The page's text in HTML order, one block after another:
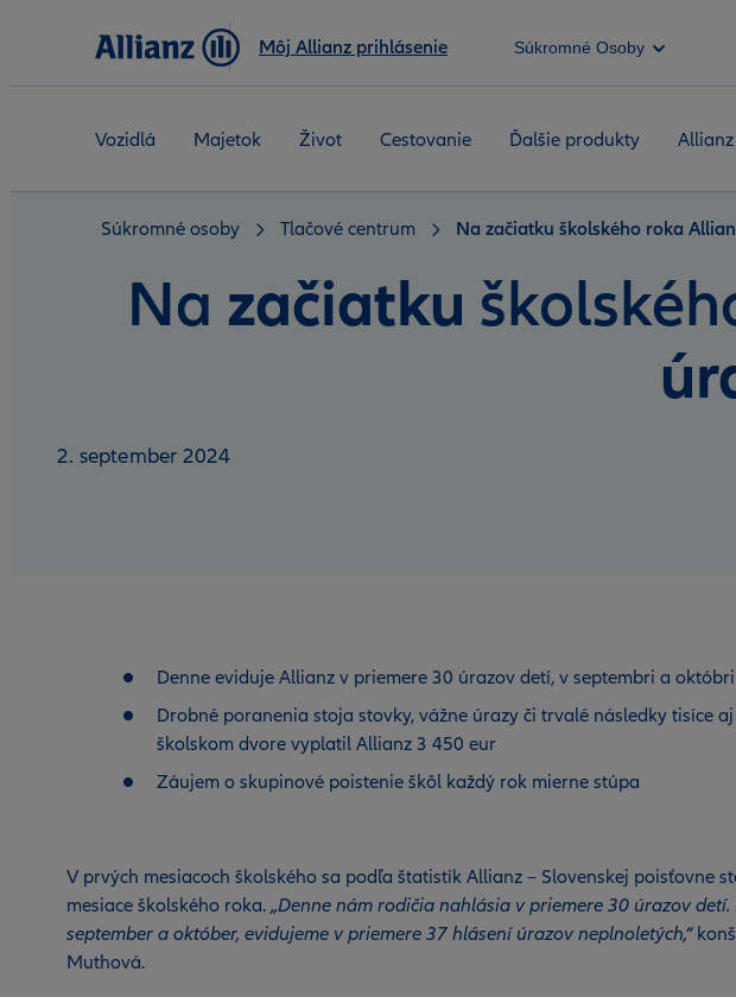
Môj Allianz prihlásenie Súkromné Osoby
Vozidlá Majetok Život Cestovanie Ďalšie produkty
Súkromné osoby Tlačové centrum Na začiatku školského roka
Na začiatku
2. september 2024
Denne eviduje Allianz v priemere 30 úrazov detí, v septembri a
Drobné poranenia stoja stovky, vážne úrazy či trvalé následky tisíce
školskom dvore vyplatil Allianz 3 450 eur
Záujem o skupinové poistenie škôl každý rok mierne stúpa
V prvých mesiacoch školského sa podľa štatistík Allianz – Slovenskej poisťovne
mesiace školského roka. „Denne nám rodičia nahlásia v priemere 30 úrazov
september a október, evidujeme v priemere 37 hlásení úrazov neplnoletých,“
Muthová.